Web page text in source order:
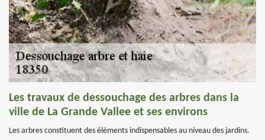
Les travaux de dessouchage des arbres dans la
ville de La Grande Vallee et ses environs
Les arbres constituent des éléments indispensables au niveau des jardins.